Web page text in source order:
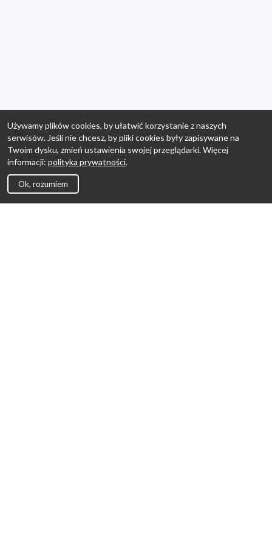
Używamy plików cookies, by ułatwić korzystanie z naszych
serwisów. Jeśli nie chcesz, by pliki cookies były zapisywane na
Twoim dysku, zmień ustawienia swojej przeglądarki. Więcej
informacji: polityka prywatności.
Ok, rozumiem